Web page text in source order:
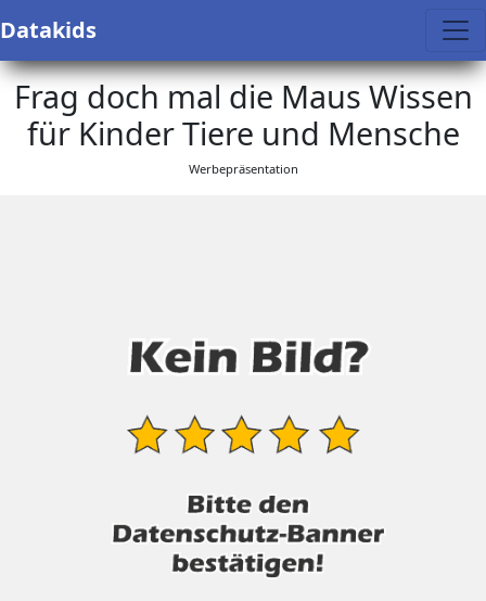
Datakids
Frag doch mal die Maus Wissen
für Kinder Tiere und Mensche
Werbepräsentation